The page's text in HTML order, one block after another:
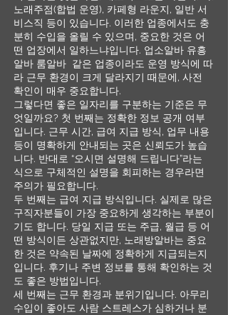
노래주점(합법 운영), 카페형 라운지, 일반 서
비스직 등이 있습니다. 이러한 업종에서도 충
분히 수입을 올릴 수 있으며, 중요한 것은 어
떤 업장에서 일하느냐입니다. 업소알바 유흥
알바 룸알바 같은 업종이라도 운영 방식에 따
라 근무 환경이 크게 달라지기 때문에, 사전
확인이 매우 중요합니다.
그렇다면 좋은 일자리를 구분하는 기준은 무
엇일까요? 첫 번째는 정확한 정보 공개 여부
입니다. 근무 시간, 급여 지급 방식, 업무 내용
등이 명확하게 안내되는 곳은 신뢰도가 높습
니다. 반대로 “오시면 설명해 드립니다”라는
식으로 구체적인 설명을 회피하는 경우라면
주의가 필요합니다.
두 번째는 급여 지급 방식입니다. 실제로 많은
구직자분들이 가장 중요하게 생각하는 부분이
기도 합니다. 당일 지급 또는 주급, 월급 등 어
떤 방식이든 상관없지만, 노래방알바는 중요
한 것은 약속된 날짜에 정확하게 지급되는지
입니다. 후기나 주변 정보를 통해 확인하는 것
도 좋은 방법입니다.
세 번째는 근무 환경과 분위기입니다. 아무리
수입이 좋아도 사람 스트레스가 심하거나 분